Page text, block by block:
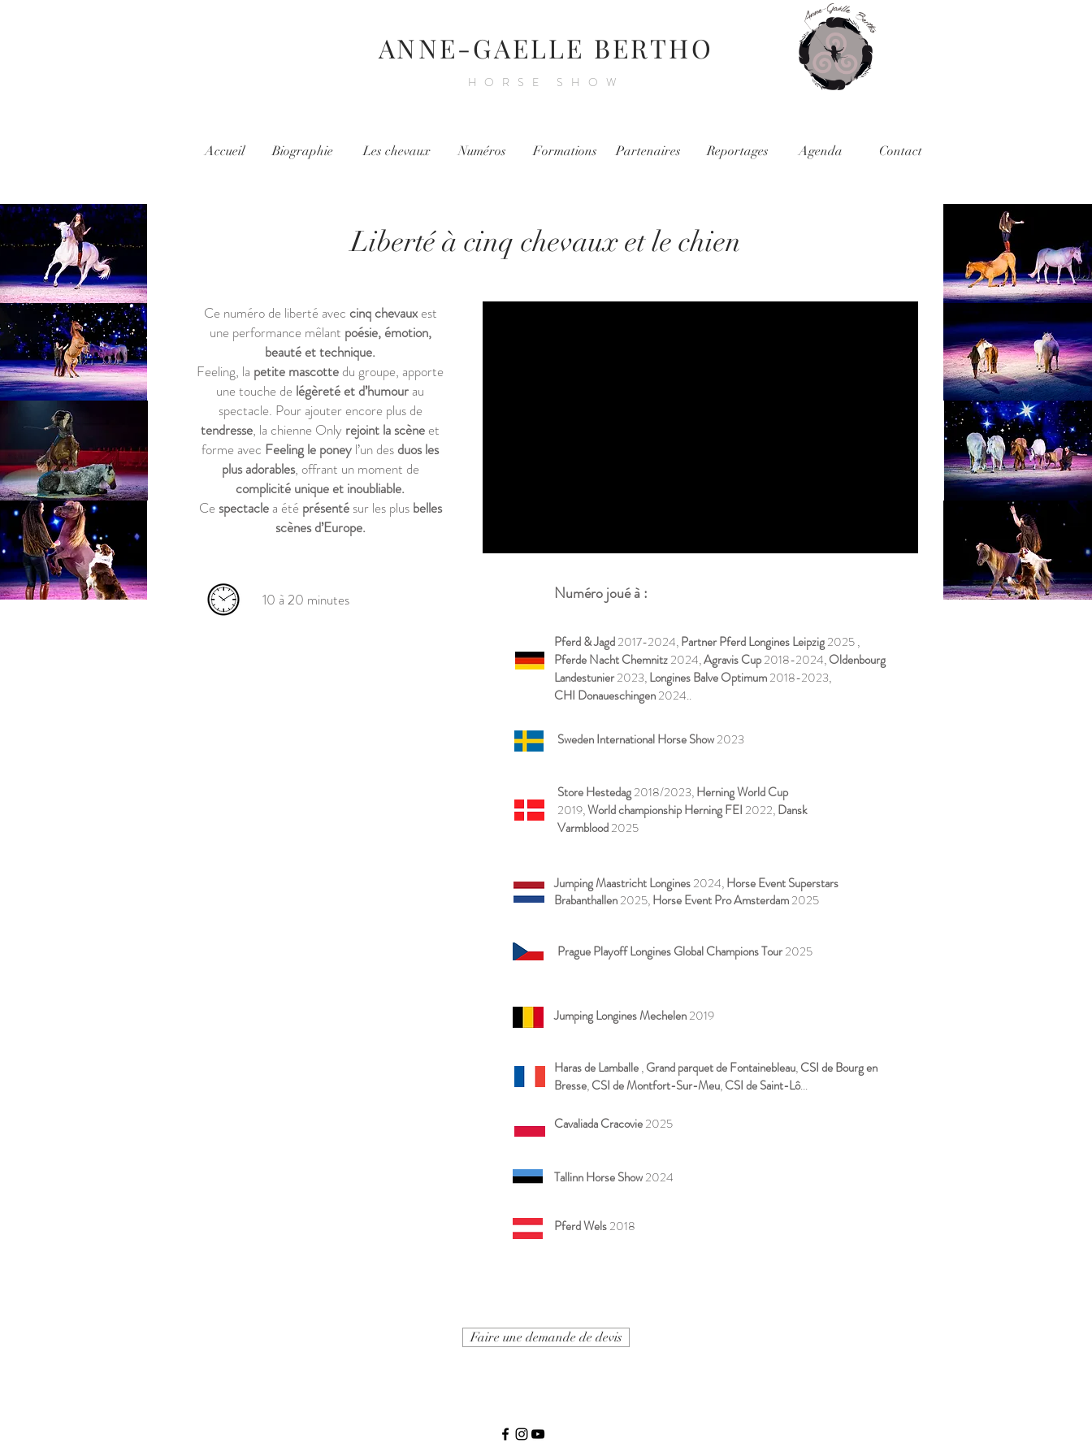
ANNE-GAELLE BERTHO
HORSE SHOW
Contact
Agenda
Partenaires
Formations
Numéros
Les chevaux
Biographie
Accueil Reportages
Liberté à cinq chevaux et le chien
Ce numéro de liberté avec cinq chevauxest
une performance mêlant poésie, émotion,
beauté et technique.
Feeling, la petite mascottedu groupe, apporte
une touche de légèreté et d’humourau
spectacle. Pour ajouter encore plus de
tendresse, la chienne Only rejoint la scèneet
forme avec Feeling le poney l’un desduos les
plus adorables, offrant un moment de
complicité unique et inoubliable.
Ce spectaclea été présenté sur les plus belles
scènes d’Europe.
10 à 20 minutes Numéro joué à :
Pferd & Jagd2017-2024,Partner Pferd Longines Leipzig2025 ,
Pferde Nacht Chemnitz2024,Agravis Cup2018-2024,Oldenbourg
Landestunier2023,Longines Balve Optimum2018-2023,
CHI Donaueschingen2024..
Sweden International Horse Show2023
Store Hestedag2018/2023,Herning World Cup
2019,World championship Herning FEI 2022,Dansk
Varmblood2025
Jumping Maastricht Longines2024,Horse Event Superstars
Brabanthallen2025,Horse Event ProAmsterdam2025
Prague Playoff Longines Global Champions Tour2025
Jumping Longines Mechelen2019
Haras de Lamballe,Grand parquetde Fontainebleau,CSI de Bourg en
Bresse,CSI de Montfort-Sur-Meu,CSI de Saint-Lô...
Cavaliada Cracovie2025
Tallinn Horse Show2024
Pferd Wels2018
Faire une demande de devis